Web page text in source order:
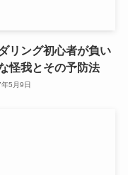
リング初心者が負い
怪我とその予防法
5月9日